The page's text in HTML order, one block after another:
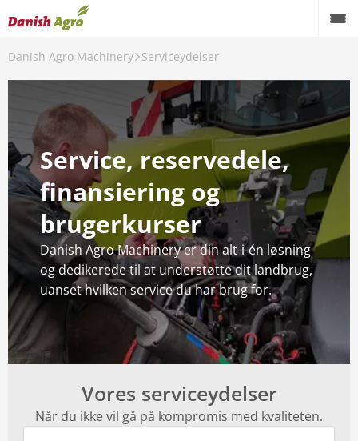
Danish Agro Machinery Serviceydelser
Service, reservedele,
finansiering og
brugerkurser
Danish Agro Machinery er din alt-i-én løsning
og dedikerede til at understøtte dit landbrug,
uanset hvilken service du har brug for.
Vores serviceydelser
Når du ikke vil gå på kompromis med kvaliteten.
Brugte maskiner
Serviceydelser
Digitalisering
Aktiviteter
Maskiner Under Broen 2026
Afdelinger
Kundeudtalelser
Om os